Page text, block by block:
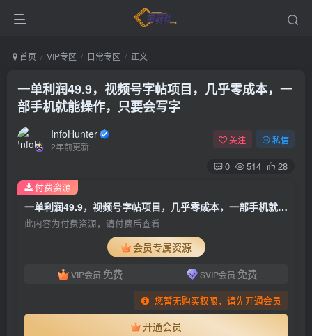
首页 VIP专区 日常专区 正文
一单利润49.9，视频号字帖项目，几乎零成本，一
部手机就能操作，只要会写字
InfoHunter
2年前更新
关注 私信
0 514 28
一单利润49.9，视频号字帖项目，几乎零成本，一部手机就能操作，只要会写字
此内容为付费资源，请付费后查看
会员专属资源
VIP会员 免费 SVIP会员 免费
您暂无购买权限，请先开通会员
开通会员
付费资源